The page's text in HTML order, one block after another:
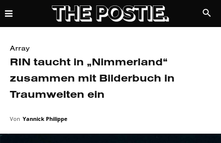
Array
RIN taucht in „Nimmerland“
zusammen mit Bilderbuch in
Traumwelten ein
Von Yannick Philippe